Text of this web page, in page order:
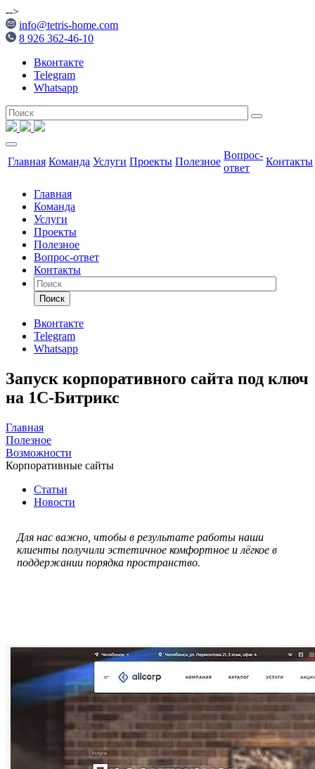
-->
info@tetris-home.com
8 926 362-46-10
Вконтакте
Telegram
Whatsapp
Главная Команда Услуги Проекты Полезное
Вопрос-
ответ
Контакты
Главная
Команда
Услуги
Проекты
Полезное
Вопрос-ответ
Контакты
Поиск
Вконтакте
Telegram
Whatsapp
Запуск корпоративного сайта под ключ
на 1С-Битрикс
Главная
Полезное
Возможности
Корпоративные сайты
Статьи
Новости
Для нас важно, чтобы в результате работы наши
клиенты получили эстетичное комфортное и лёгкое в
поддержании порядка пространство.